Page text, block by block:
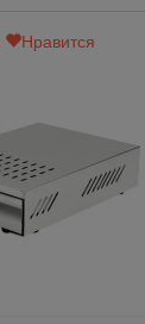
Нравится